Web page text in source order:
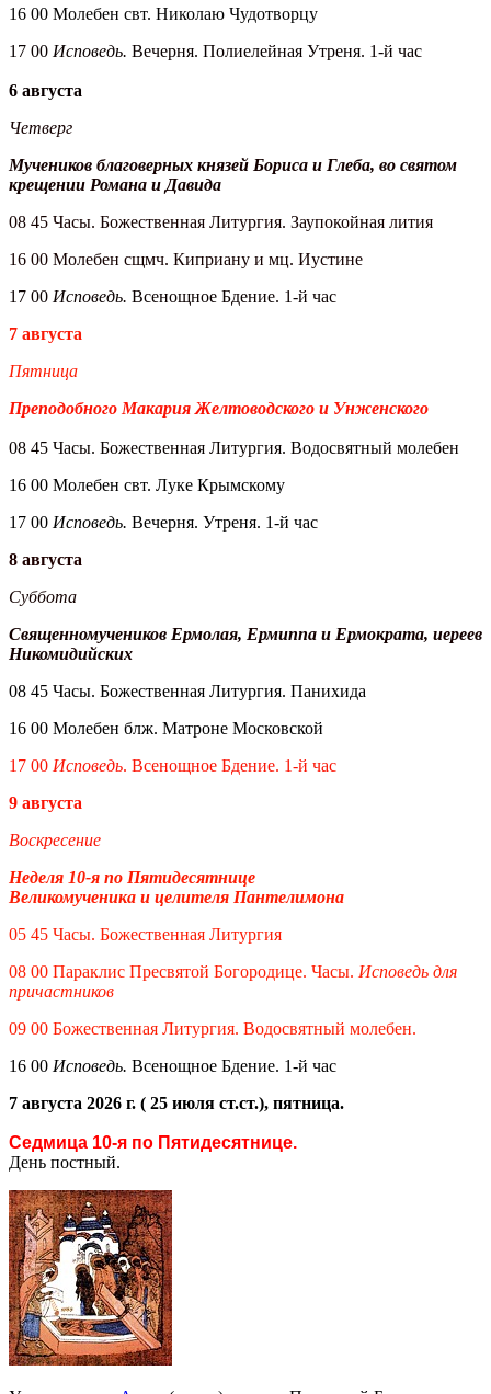
16 00 Молебен свт. Николаю Чудотворцу
17 00 Исповедь. Вечерня. Полиелейная Утреня. 1-й час
6 августа
Четверг
Мучеников благоверных князей Бориса и Глеба, во святом
крещении Романа и Давида
08 45 Часы. Божественная Литургия. Заупокойная лития
16 00 Молебен сщмч. Киприану и мц. Иустине
17 00 Исповедь. Всенощное Бдение. 1-й час
7 августа
Пятница
Преподобного Макария Желтоводского и Унженского
08 45 Часы. Божественная Литургия. Водосвятный молебен
16 00 Молебен свт. Луке Крымскому
17 00 Исповедь. Вечерня. Утреня. 1-й час
8 августа
Суббота
Священномучеников Ермолая, Ермиппа и Ермократа, иереев
Никомидийских
08 45 Часы. Божественная Литургия. Панихида
16 00 Молебен блж. Матроне Московской
17 00 Исповедь. Всенощное Бдение. 1-й час
9 августа
Воскресение
Неделя 10-я по Пятидесятнице
Великомученика и целителя Пантелимона
05 45 Часы. Божественная Литургия
08 00 Параклис Пресвятой Богородице. Часы. Исповедь для
причастников
09 00 Божественная Литургия. Водосвятный молебен.
16 00 Исповедь. Всенощное Бдение. 1-й час
7 августа 2026 г. ( 25 июля ст.ст.), пятница.
Седмица 10-я по Пятидесятнице.
День постный.